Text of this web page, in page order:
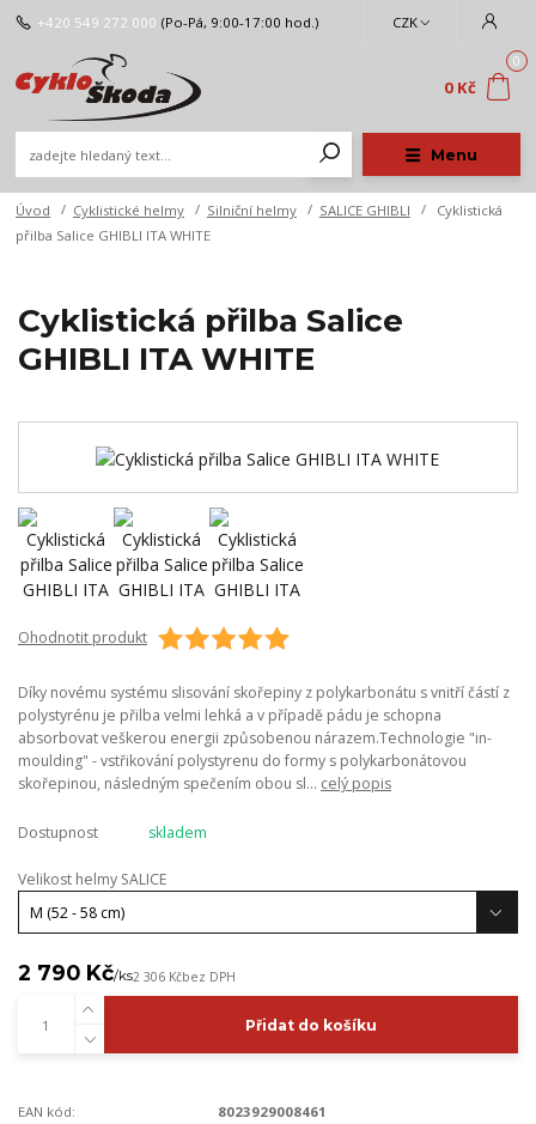
Menu
CZK
+420 549 272 000 (Po-Pá, 9:00-17:00 hod.)
0
0 Kč
Úvod Cyklistické helmy Silniční helmy SALICE GHIBLI
Cyklistická
přilba Salice GHIBLI ITA WHITE
Cyklistická přilba Salice
GHIBLI ITA WHITE
Ohodnotit produkt
Díky novému systému slisování skořepiny z polykarbonátu s vnitří částí z
polystyrénu je přilba velmi lehká a v případě pádu je schopna
absorbovat veškerou energii způsobenou nárazem.Technologie "in-
moulding" - vstřikování polystyrenu do formy s polykarbonátovou
skořepinou, následným spečením obou sl... celý popis
Dostupnost skladem
Velikost helmy SALICE
2 790 Kč/ks2 306 Kčbez DPH
Přidat do košíku
EAN kód:
8023929008461